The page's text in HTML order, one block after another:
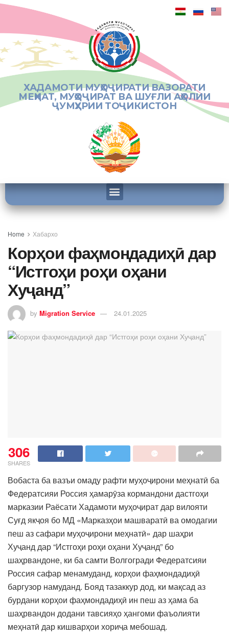
ХАДАМОТИ МУҲОҶИРАТИ ВАЗОРАТИ
МЕҲНАТ, МУҲОҶИРАТ ВА ШУҒЛИ АҲОЛИИ
ҶУМҲУРИИ ТОҶИКИСТОН
Home Хабархо
Корҳои фаҳмондадиҳӣ дар
“Истгоҳи роҳи оҳани
Хуҷанд”
by Migration Service 24.01.2025
306
SHARES
Вобаста ба вазъи омаду рафти муҳоҷирони меҳнатӣ ба
Федератсияи Россия ҳамарӯза кормандони дастгоҳи
марказии Раёсати Хадамоти муҳоҷират дар вилояти
Суғд якҷоя бо МД «Марказҳои машваратӣ ва омодагии
пеш аз сафари муҳоҷирони меҳнатӣ» дар шаҳри
Хуҷанд дар “Истгоҳи роҳи оҳани Хуҷанд” бо
шаҳрвандоне, ки ба самти Волгогради Федератсияи
Россия сафар менамуданд, корҳои фаҳмондадиҳӣ
баргузор намуданд. Бояд тазаккур дод, ки мақсад аз
бурдани корҳои фаҳмондадиҳӣ ин пеш аз ҳама ба
шаҳрвандон додани тавсияҳо ҳангоми фаъолияти
меҳнатӣ дар кишварҳои хориҷа мебошад.